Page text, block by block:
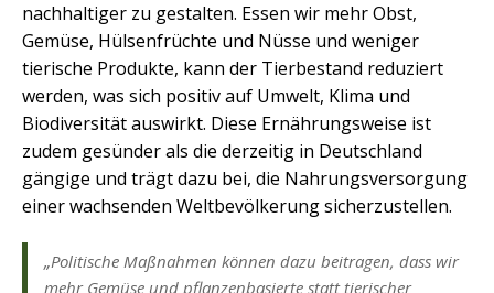
nachhaltiger zu gestalten. Essen wir mehr Obst,
Gemüse, Hülsenfrüchte und Nüsse und weniger
tierische Produkte, kann der Tierbestand reduziert
werden, was sich positiv auf Umwelt, Klima und
Biodiversität auswirkt. Diese Ernährungsweise ist
zudem gesünder als die derzeitig in Deutschland
gängige und trägt dazu bei, die Nahrungsversorgung
einer wachsenden Weltbevölkerung sicherzustellen.
„Politische Maßnahmen können dazu beitragen, dass wir
mehr Gemüse und pflanzenbasierte statt tierischer